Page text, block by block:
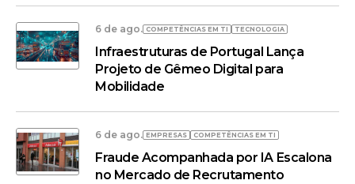
6 de ago. COMPETÊNCIAS EM TI TECNOLOGIA
Infraestruturas de Portugal Lança
Projeto de Gêmeo Digital para
Mobilidade
6 de ago. EMPRESAS COMPETÊNCIAS EM TI
Fraude Acompanhada por IA Escalona
no Mercado de Recrutamento